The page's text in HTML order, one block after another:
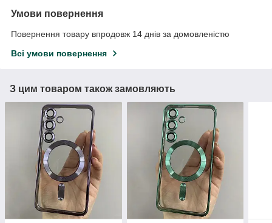
Умови повернення
Повернення товару впродовж 14 днів за домовленістю
Всі умови повернення
З цим товаром також замовляють